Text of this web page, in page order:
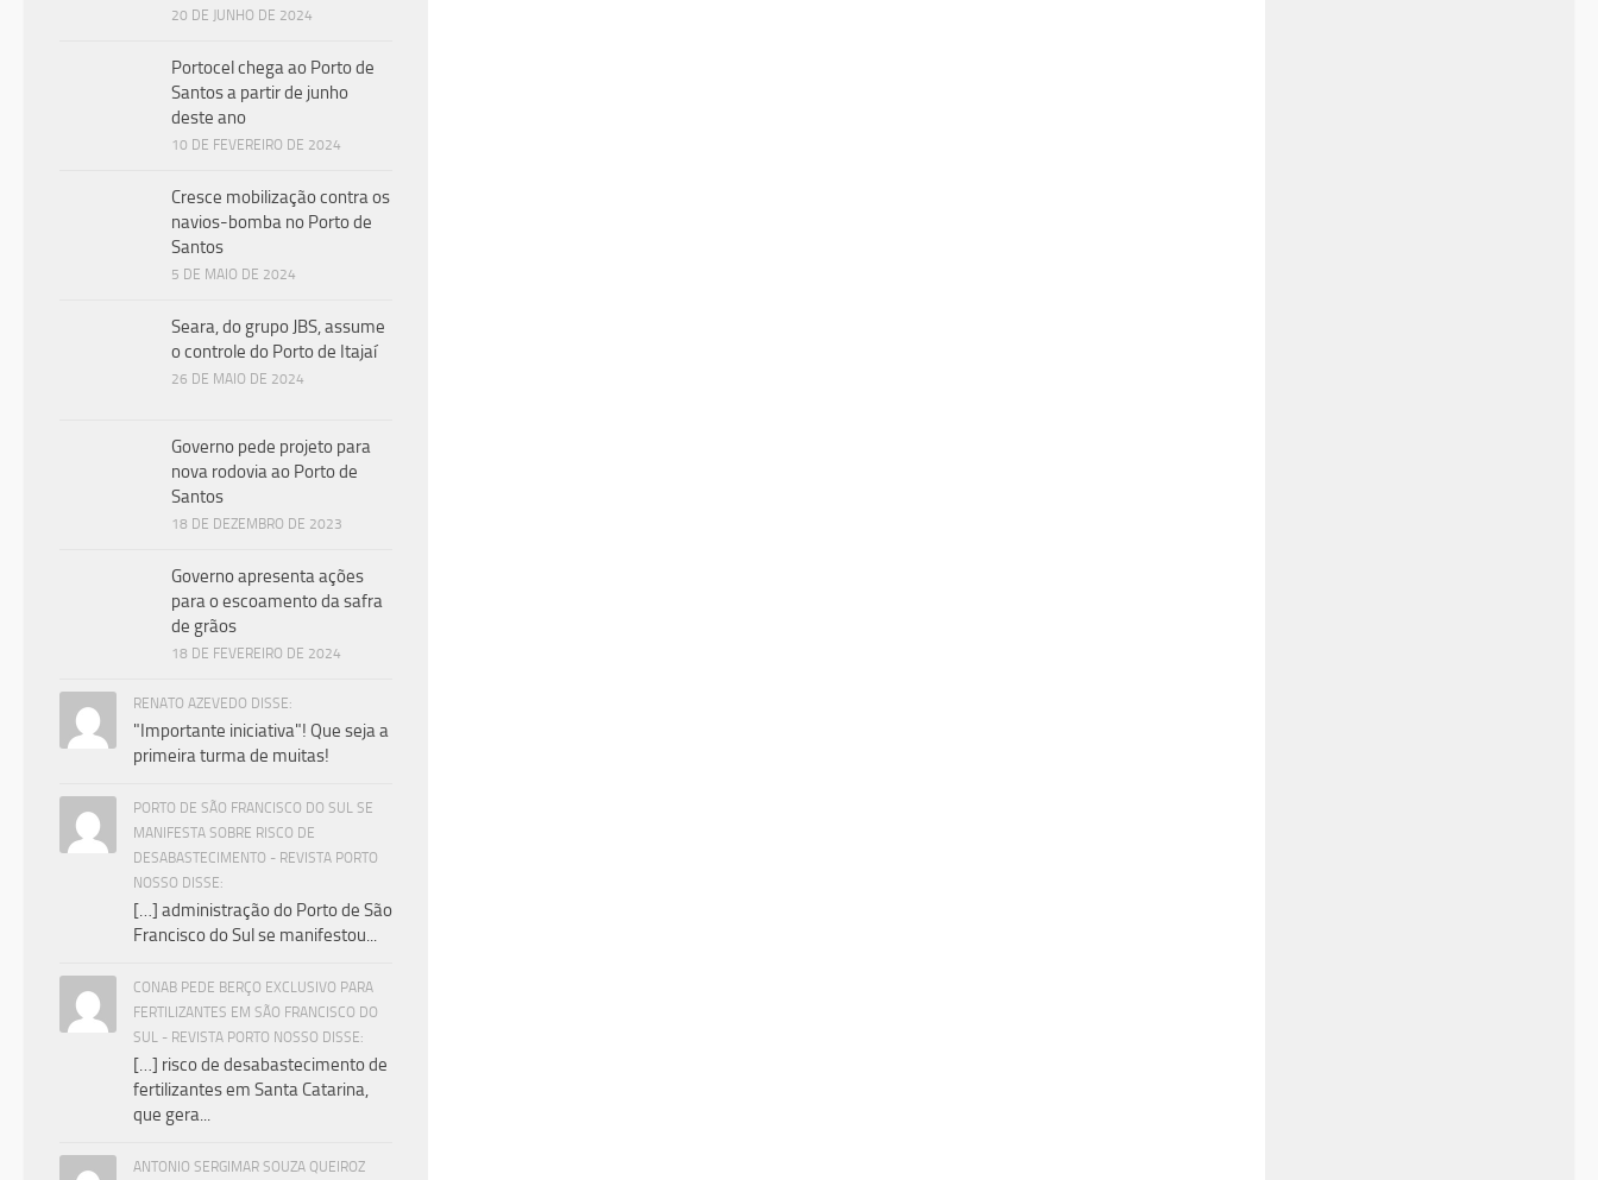
20 DE JUNHO DE 2024
Portocel chega ao Porto de
Santos a partir de junho
deste ano
10 DE FEVEREIRO DE 2024
Cresce mobilização contra os
navios-bomba no Porto de
Santos
5 DE MAIO DE 2024
Seara, do grupo JBS, assume
o controle do Porto de Itajaí
26 DE MAIO DE 2024
Governo pede projeto para
nova rodovia ao Porto de
Santos
18 DE DEZEMBRO DE 2023
Governo apresenta ações
para o escoamento da safra
de grãos
18 DE FEVEREIRO DE 2024
RENATO AZEVEDO DISSE:
"Importante iniciativa"! Que seja a
primeira turma de muitas!
PORTO DE SÃO FRANCISCO DO SUL SE
MANIFESTA SOBRE RISCO DE
DESABASTECIMENTO - REVISTA PORTO
NOSSO DISSE:
[…] administração do Porto de São
Francisco do Sul se manifestou...
CONAB PEDE BERÇO EXCLUSIVO PARA
FERTILIZANTES EM SÃO FRANCISCO DO
SUL - REVISTA PORTO NOSSO DISSE:
[…] risco de desabastecimento de
fertilizantes em Santa Catarina,
que gera...
ANTONIO SERGIMAR SOUZA QUEIROZ